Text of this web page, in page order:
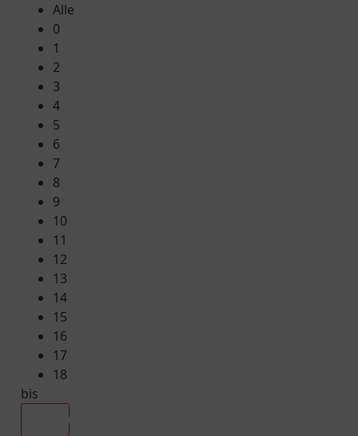
Alle
0
1
2
3
4
5
6
7
8
9
10
11
12
13
14
15
16
17
18
bis